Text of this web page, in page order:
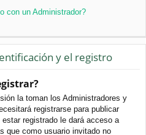
con un Administrador?
y el registro
la toman los Administradores y
registrarse para publicar
registrado le dará acceso a
que como usuario invitado no